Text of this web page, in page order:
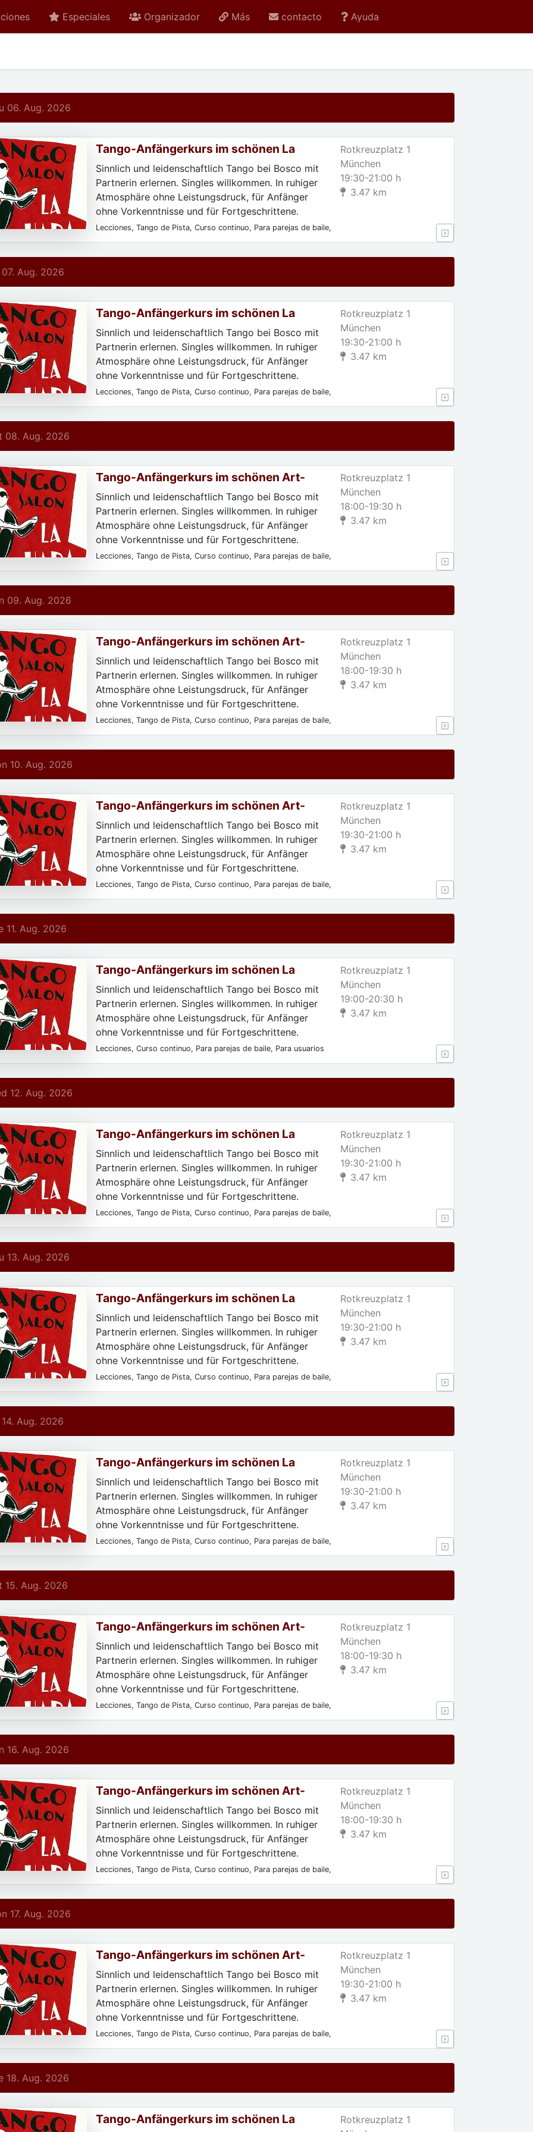
Especiales Organizador Más contacto Ayuda
06. Aug. 2026
Tango-Anfängerkurs im schönen La
Hada
Sinnlich und leidenschaftlich Tango bei Bosco mit
Partnerin erlernen. Singles willkommen. In ruhiger
Atmosphäre ohne Leistungsdruck, für Anfänger
ohne Vorkenntnisse und für Fortgeschrittene.
Lecciones, Tango de Pista, Curso continuo, Para parejas de baile,
Rotkreuzplatz 1
München
19:30-21:00 h
3.47 km
Aug. 2026
Tango-Anfängerkurs im schönen La
Hada
Sinnlich und leidenschaftlich Tango bei Bosco mit
Partnerin erlernen. Singles willkommen. In ruhiger
Atmosphäre ohne Leistungsdruck, für Anfänger
ohne Vorkenntnisse und für Fortgeschrittene.
Lecciones, Tango de Pista, Curso continuo, Para parejas de baile,
Rotkreuzplatz 1
München
19:30-21:00 h
3.47 km
08. Aug. 2026
Tango-Anfängerkurs im schönen Art-
Deco-Salon La Hada
Sinnlich und leidenschaftlich Tango bei Bosco mit
Partnerin erlernen. Singles willkommen. In ruhiger
Atmosphäre ohne Leistungsdruck, für Anfänger
ohne Vorkenntnisse und für Fortgeschrittene.
Lecciones, Tango de Pista, Curso continuo, Para parejas de baile,
Rotkreuzplatz 1
München
18:00-19:30 h
3.47 km
09. Aug. 2026
Tango-Anfängerkurs im schönen Art-
Deco-Salon La Hada
Sinnlich und leidenschaftlich Tango bei Bosco mit
Partnerin erlernen. Singles willkommen. In ruhiger
Atmosphäre ohne Leistungsdruck, für Anfänger
ohne Vorkenntnisse und für Fortgeschrittene.
Lecciones, Tango de Pista, Curso continuo, Para parejas de baile,
Rotkreuzplatz 1
München
18:00-19:30 h
3.47 km
10. Aug. 2026
Tango-Anfängerkurs im schönen Art-
Deco-Salon La Hada
Sinnlich und leidenschaftlich Tango bei Bosco mit
Partnerin erlernen. Singles willkommen. In ruhiger
Atmosphäre ohne Leistungsdruck, für Anfänger
ohne Vorkenntnisse und für Fortgeschrittene.
Lecciones, Tango de Pista, Curso continuo, Para parejas de baile,
Rotkreuzplatz 1
München
19:30-21:00 h
3.47 km
11. Aug. 2026
Tango-Anfängerkurs im schönen La
Hada
Sinnlich und leidenschaftlich Tango bei Bosco mit
Partnerin erlernen. Singles willkommen. In ruhiger
Atmosphäre ohne Leistungsdruck, für Anfänger
ohne Vorkenntnisse und für Fortgeschrittene.
Lecciones, Curso continuo, Para parejas de baile, Para usuarios
Rotkreuzplatz 1
München
19:00-20:30 h
3.47 km
12. Aug. 2026
Tango-Anfängerkurs im schönen La
Hada
Sinnlich und leidenschaftlich Tango bei Bosco mit
Partnerin erlernen. Singles willkommen. In ruhiger
Atmosphäre ohne Leistungsdruck, für Anfänger
ohne Vorkenntnisse und für Fortgeschrittene.
Lecciones, Tango de Pista, Curso continuo, Para parejas de baile,
Rotkreuzplatz 1
München
19:30-21:00 h
3.47 km
13. Aug. 2026
Tango-Anfängerkurs im schönen La
Hada
Sinnlich und leidenschaftlich Tango bei Bosco mit
Partnerin erlernen. Singles willkommen. In ruhiger
Atmosphäre ohne Leistungsdruck, für Anfänger
ohne Vorkenntnisse und für Fortgeschrittene.
Lecciones, Tango de Pista, Curso continuo, Para parejas de baile,
Rotkreuzplatz 1
München
19:30-21:00 h
3.47 km
Aug. 2026
Tango-Anfängerkurs im schönen La
Hada
Sinnlich und leidenschaftlich Tango bei Bosco mit
Partnerin erlernen. Singles willkommen. In ruhiger
Atmosphäre ohne Leistungsdruck, für Anfänger
ohne Vorkenntnisse und für Fortgeschrittene.
Lecciones, Tango de Pista, Curso continuo, Para parejas de baile,
Rotkreuzplatz 1
München
19:30-21:00 h
3.47 km
15. Aug. 2026
Tango-Anfängerkurs im schönen Art-
Deco-Salon La Hada
Sinnlich und leidenschaftlich Tango bei Bosco mit
Partnerin erlernen. Singles willkommen. In ruhiger
Atmosphäre ohne Leistungsdruck, für Anfänger
ohne Vorkenntnisse und für Fortgeschrittene.
Lecciones, Tango de Pista, Curso continuo, Para parejas de baile,
Rotkreuzplatz 1
München
18:00-19:30 h
3.47 km
16. Aug. 2026
Tango-Anfängerkurs im schönen Art-
Deco-Salon La Hada
Sinnlich und leidenschaftlich Tango bei Bosco mit
Partnerin erlernen. Singles willkommen. In ruhiger
Atmosphäre ohne Leistungsdruck, für Anfänger
ohne Vorkenntnisse und für Fortgeschrittene.
Lecciones, Tango de Pista, Curso continuo, Para parejas de baile,
Rotkreuzplatz 1
München
18:00-19:30 h
3.47 km
17. Aug. 2026
Tango-Anfängerkurs im schönen Art-
Deco-Salon La Hada
Sinnlich und leidenschaftlich Tango bei Bosco mit
Partnerin erlernen. Singles willkommen. In ruhiger
Atmosphäre ohne Leistungsdruck, für Anfänger
ohne Vorkenntnisse und für Fortgeschrittene.
Lecciones, Tango de Pista, Curso continuo, Para parejas de baile,
Rotkreuzplatz 1
München
19:30-21:00 h
3.47 km
18. Aug. 2026
Tango-Anfängerkurs im schönen La
Rotkreuzplatz 1